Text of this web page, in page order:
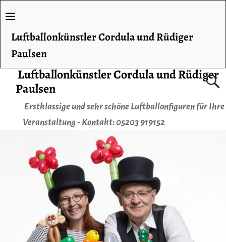
Luftballonkünstler Cordula und Rüdiger
Paulsen
Erstklassige und sehr schöne Luftballonfiguren für Ihre
Veranstaltung - Kontakt: 05203 919152
Luftballonkünstler Cordula und Rüdiger
Paulsen